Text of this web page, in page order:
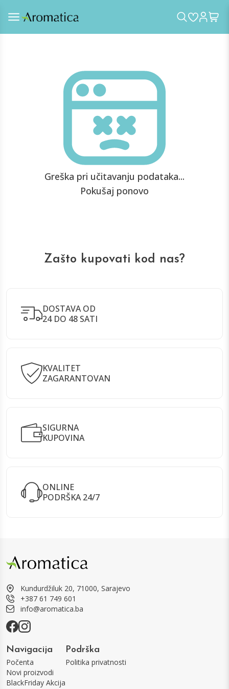
Greška pri učitavanju podataka...
Pokušaj ponovo
Zašto kupovati kod nas?
DOSTAVA OD
24 DO 48 SATI
KVALITET
ZAGARANTOVAN
SIGURNA
KUPOVINA
ONLINE
PODRŠKA 24/7
Kundurdžiluk 20, 71000, Sarajevo
+387 61 749 601
info@aromatica.ba
Navigacija
Počenta
Novi proizvodi
BlackFriday Akcija
Podrška
Politika privatnosti